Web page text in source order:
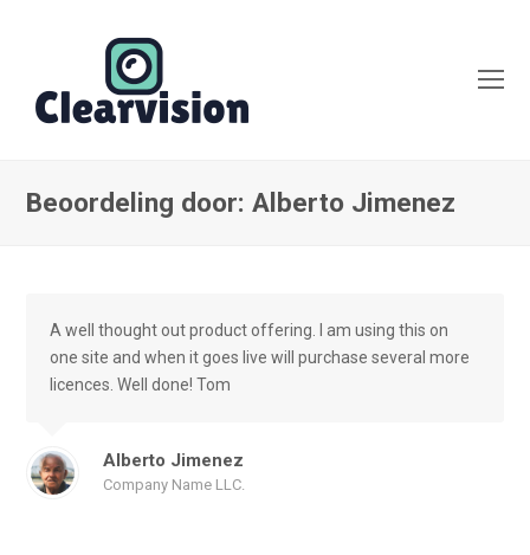
Beoordeling door: Alberto Jimenez
A well thought out product offering. I am using this on
one site and when it goes live will purchase several more
licences. Well done! Tom
Alberto Jimenez
Company Name LLC.